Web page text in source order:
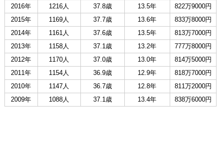
2016年
1216人 37.8歳 13.5年
822万9000円
2015年
1169人 37.7歳 13.6年
833万8000円
2014年
1161人 37.6歳 13.5年
813万7000円
2013年
1158人 37.1歳 13.2年
777万8000円
2012年
1170人 37.0歳 13.0年
814万5000円
2011年
1154人 36.9歳 12.9年
818万7000円
2010年
1147人 36.7歳 12.8年
811万2000円
2009年
1088人 37.1歳 13.4年 838万6000円